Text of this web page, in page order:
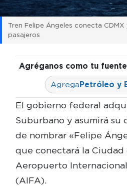
Tren Felipe Ángeles conecta CDMX
pasajeros
Agréganos como tu
AgregaPetróleo y
El gobierno federal
Suburbano y asumirá su
de nombrar «Felipe
que conectará la Ciudad
Aeropuerto
(AIFA).